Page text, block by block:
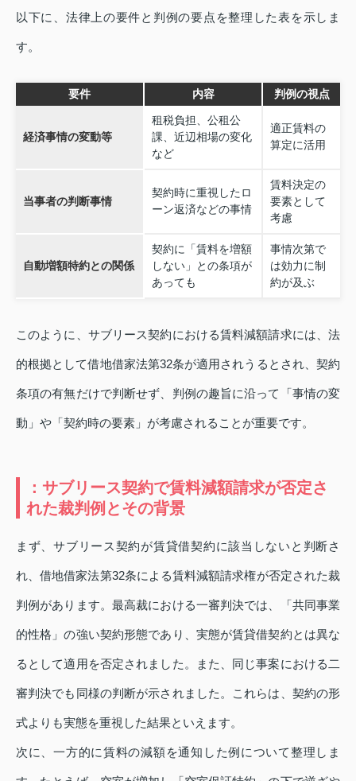
以下に、法律上の要件と判例の要点を整理した表を示しま
す。
要件 内容 判例の視点
経済事情の変動等
租税負担、公租公
課、近辺相場の変化
など
適正賃料の
算定に活用
当事者の判断事情
契約時に重視したロ
ーン返済などの事情
賃料決定の
要素として
考慮
自動増額特約との関係
契約に「賃料を増額
しない」との条項が
あっても
事情次第で
は効力に制
約が及ぶ
このように、サブリース契約における賃料減額請求には、法
的根拠として借地借家法第32条が適用されうるとされ、契約
条項の有無だけで判断せず、判例の趣旨に沿って「事情の変
動」や「契約時の要素」が考慮されることが重要です。
：サブリース契約で賃料減額請求が否定さ
れた裁判例とその背景
まず、サブリース契約が賃貸借契約に該当しないと判断さ
れ、借地借家法第32条による賃料減額請求権が否定された裁
判例があります。最高裁における一審判決では、「共同事業
的性格」の強い契約形態であり、実態が賃貸借契約とは異な
るとして適用を否定されました。また、同じ事案における二
審判決でも同様の判断が示されました。これらは、契約の形
式よりも実態を重視した結果といえます。
次に、一方的に賃料の減額を通知した例について整理しま